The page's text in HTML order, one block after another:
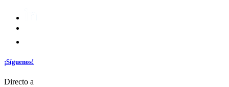
¡Síguenos!
Directo a